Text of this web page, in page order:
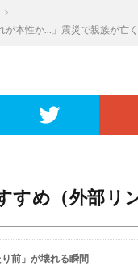
が本性か…」震災で親族が
すめ（外部リ
前」が壊れる瞬間